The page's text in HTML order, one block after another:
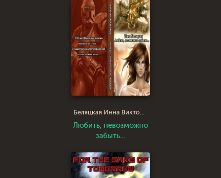
Беляцкая Инна Викторовна
Любить, невозможно
забыть...